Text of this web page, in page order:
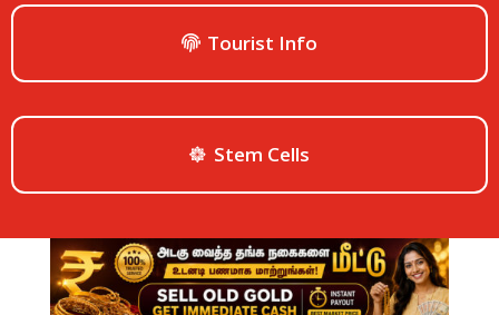
Tourist Info
Stem Cells